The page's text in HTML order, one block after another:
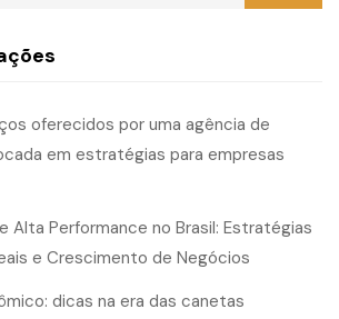
oferecidos por uma agência de
em estratégias para empresas
Alta Performance no Brasil: Estratégias
e Crescimento de Negócios
dicas na era das canetas